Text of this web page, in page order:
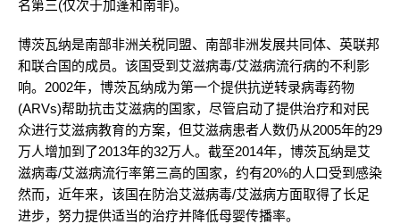
名第三(仅次于加蓬和南非)。
博茨瓦纳是南部非洲关税同盟、南部非洲发展共同体、英联邦
和联合国的成员。该国受到艾滋病毒/艾滋病流行病的不利影
响。2002年，博茨瓦纳成为第一个提供抗逆转录病毒药物
(ARVs)帮助抗击艾滋病的国家，尽管启动了提供治疗和对民
众进行艾滋病教育的方案，但艾滋病患者人数仍从2005年的29
万人增加到了2013年的32万人。截至2014年，博茨瓦纳是艾
滋病毒/艾滋病流行率第三高的国家，约有20%的人口受到感染
然而，近年来，该国在防治艾滋病毒/艾滋病方面取得了长足
进步，努力提供适当的治疗并降低母婴传播率。